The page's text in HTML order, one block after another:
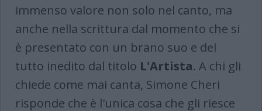
immenso valore non solo nel canto, ma
anche nella scrittura dal momento che si
è presentato con un brano suo e del
tutto inedito dal titolo L'Artista. A chi gli
chiede come mai canta, Simone Cheri
risponde che è l'unica cosa che gli riesce